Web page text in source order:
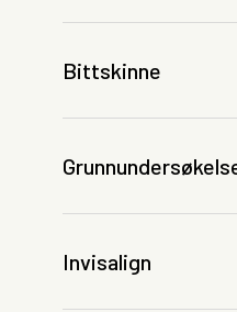
Bittskinne
Invisalign